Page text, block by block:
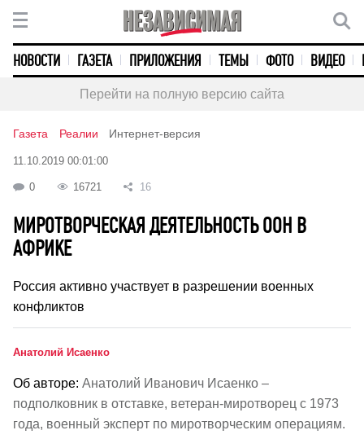
НОВОСТИ ГАЗЕТА ПРИЛОЖЕНИЯ ТЕМЫ ФОТО ВИДЕО
Перейти на полную версию сайта
Газета Реалии Интернет-версия
11.10.2019 00:01:00
0 16721 16
МИРОТВОРЧЕСКАЯ ДЕЯТЕЛЬНОСТЬ ООН В
АФРИКЕ
Россия активно участвует в разрешении военных
конфликтов
Анатолий Исаенко
Об авторе: Анатолий Иванович Исаенко –
подполковник в отставке, ветеран‑миротворец с 1973
года, военный эксперт по миротворческим операциям.